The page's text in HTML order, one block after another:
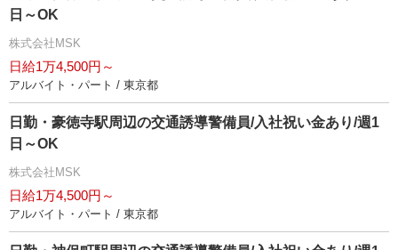
日～OK
株式会社MSK
日給1万4,500円～
アルバイト・パート / 東京都
日勤・豪徳寺駅周辺の交通誘導警備員/入社祝い金あり/週1
日～OK
株式会社MSK
日給1万4,500円～
アルバイト・パート / 東京都